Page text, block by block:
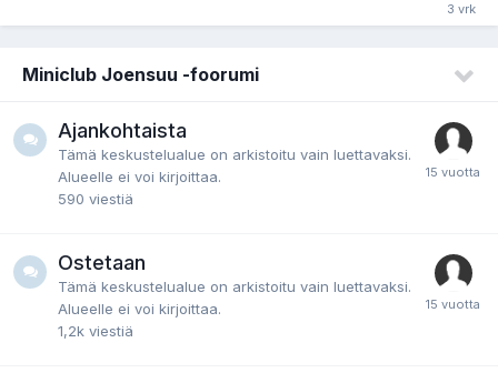
Miniclub Joensuu -foorumi
Ajankohtaista
Tämä keskustelualue on arkistoitu vain luettavaksi.
Alueelle ei voi kirjoittaa.
590 viestiä
Ostetaan
Tämä keskustelualue on arkistoitu vain luettavaksi.
Alueelle ei voi kirjoittaa.
1,2k viestiä